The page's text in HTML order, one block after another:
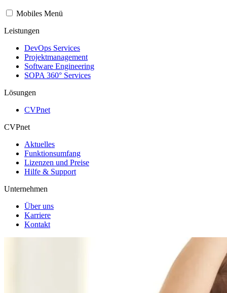
Mobiles Menü
Leistungen
DevOps Services
Projektmanagement
Software Engineering
SOPA 360° Services
Lösungen
CVPnet
CVPnet
Aktuelles
Funktionsumfang
Lizenzen und Preise
Hilfe & Support
Unternehmen
Über uns
Karriere
Kontakt